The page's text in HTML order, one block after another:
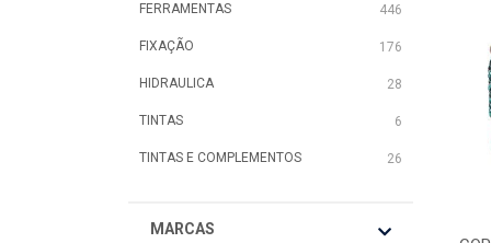
FERRAMENTAS 446
FIXAÇÃO 176
HIDRAULICA 28
TINTAS 6
TINTAS E COMPLEMENTOS 26
MARCAS